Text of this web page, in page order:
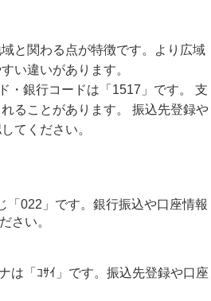
と関わる点が特徴です。より広域
い違いがあります。
・銀行コードは「1517」です。 支
ることがあります。 振込先登録や
てください。
「022」です。銀行振込や口座情報
さい。
は「ｺｻｲ」です。振込先登録や口座